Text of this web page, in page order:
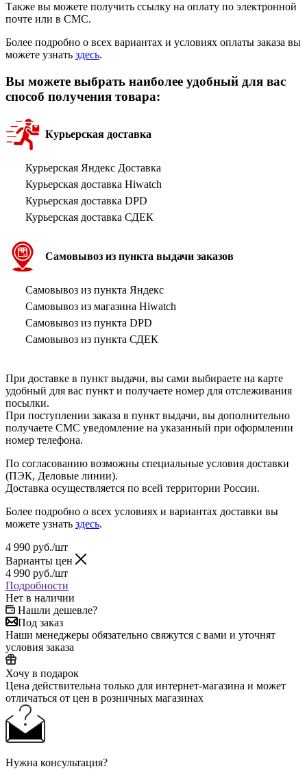
Также вы можете получить ссылку на оплату по электронной
почте или в СМС.
Более подробно о всех вариантах и условиях оплаты заказа вы
можете узнать здесь.
Вы можете выбрать наиболее удобный для вас
способ получения товара:
Курьерская доставка
Курьерская Яндекс Доставка
Курьерская доставка Hiwatch
Курьерская доставка DPD
Курьерская доставка СДЕК
Самовывоз из пункта выдачи заказов
Самовывоз из пункта Яндекс
Самовывоз из магазина Hiwatch
Самовывоз из пункта DPD
Самовывоз из пункта СДЕК
При доставке в пункт выдачи, вы сами выбираете на карте
удобный для вас пункт и получаете номер для отслеживания
посылки.
При поступлении заказа в пункт выдачи, вы дополнительно
получаете СМС уведомление на указанный при оформлении
номер телефона.
По согласованию возможны специальные условия доставки
(ПЭК, Деловые линии).
Доставка осуществляется по всей территории России.
Более подробно о всех условиях и вариантах доставки вы
можете узнать здесь.
4 990 руб./шт
Варианты цен
4 990 руб./шт
Подробности
Нет в наличии
Нашли дешевле?
Под заказ
Наши менеджеры обязательно свяжутся с вами и уточнят
условия заказа
Хочу в подарок
Цена действительна только для интернет-магазина и может
отличаться от цен в розничных магазинах
Нужна консультация?